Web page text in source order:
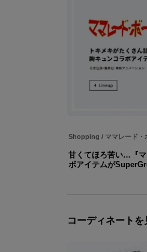
Shopping / ママレード・
甘くてほろ苦い…『
ボアイテムが
コーディネートを